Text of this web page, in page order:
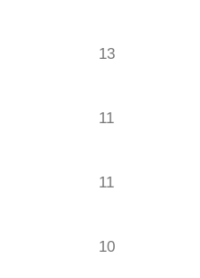
13
11
11
10